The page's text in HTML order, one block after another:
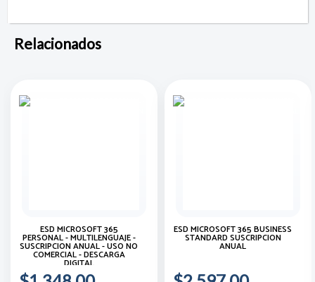
Relacionados
ESD MICROSOFT 365
PERSONAL - MULTILENGUAJE -
SUSCRIPCION ANUAL - USO NO
COMERCIAL - DESCARGA
DIGITAL
ESD MICROSOFT 365 BUSINESS
STANDARD SUSCRIPCION
ANUAL